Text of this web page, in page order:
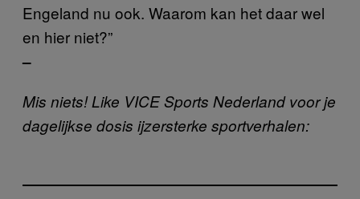
Engeland nu ook. Waarom kan het daar wel
en hier niet?”
–
Mis niets! Like VICE Sports Nederland voor je
dagelijkse dosis ijzersterke sportverhalen: